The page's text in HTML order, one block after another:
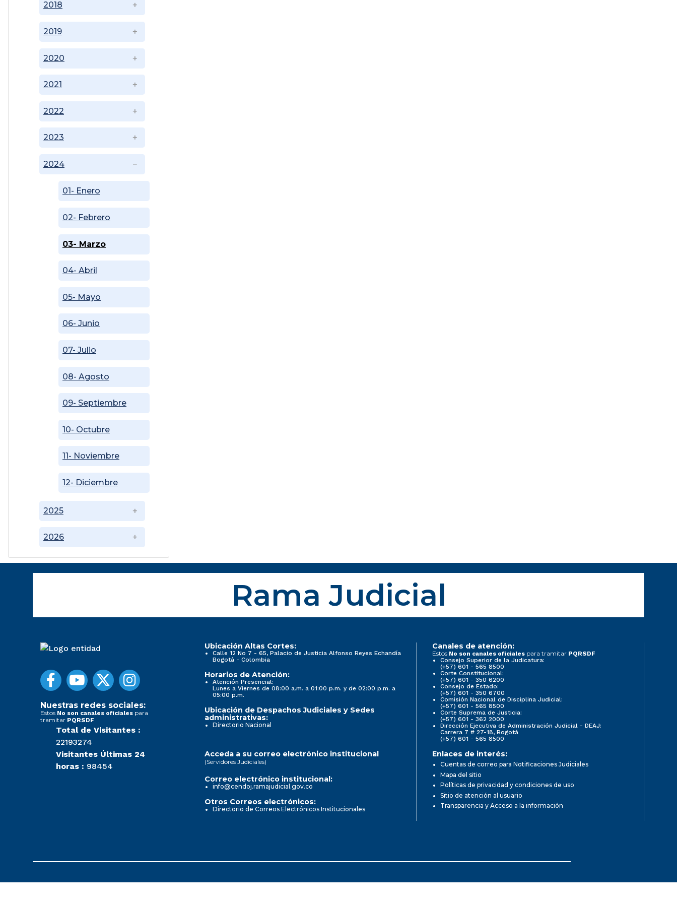
2018
2019
2020
2021
2022
2023
2024
01- Enero
02- Febrero
03- Marzo
04- Abril
05- Mayo
06- Junio
07- Julio
08- Agosto
09- Septiembre
10- Octubre
11- Noviembre
12- Diciembre
2025
2026
Rama Judicial
Nuestras redes sociales:
Estos No son canales oficiales para
tramitar PQRSDF
Total de Visitantes :
22193274
Visitantes Últimas 24
horas : 98454
Ubicación Altas Cortes:
Calle 12 No 7 - 65, Palacio de Justicia Alfonso Reyes Echandía
Bogotá - Colombia
Horarios de Atención:
Atención Presencial:
Lunes a Viernes de 08:00 a.m. a 01:00 p.m. y de 02:00 p.m. a
05:00 p.m.
Ubicación de Despachos Judiciales y Sedes
administrativas:
Directorio Nacional
Canales de atención:
Estos No son canales oficiales para tramitar PQRSDF
Consejo Superior de la Judicatura:
(+57) 601 - 565 8500
Corte Constitucional:
(+57) 601 - 350 6200
Consejo de Estado:
(+57) 601 - 350 6700
Comisión Nacional de Disciplina Judicial:
(+57) 601 - 565 8500
Corte Suprema de Justicia:
(+57) 601 - 362 2000
Dirección Ejecutiva de Administración Judicial - DEAJ:
Carrera 7 # 27-18, Bogotá
(+57) 601 - 565 8500
Acceda a su correo electrónico institucional
(Servidores Judiciales)
Correo electrónico institucional:
info@cendoj.ramajudicial.gov.co
Otros Correos electrónicos:
Directorio de Correos Electrónicos Institucionales
Enlaces de interés:
Cuentas de correo para Notificaciones Judiciales
Mapa del sitio
Políticas de privacidad y condiciones de uso
Sitio de atención al usuario
Transparencia y Acceso a la información